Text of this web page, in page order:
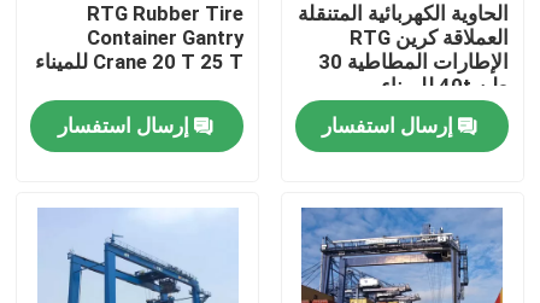
رافعة متحركة علوية
رافعة علوية مزدوجة العارضة
رافعة علوية بعارضة واحدة
رافعة قنطرية متحركة بعارضة مزدوجة
الحاوية الكهربائية المتنقلة
العملاقة كرين RTG
الإطارات المطاطية 30
طن 40t للميناء
إرسال استفسار
RTG Rubber Tire
Container Gantry
Crane 20 T 25 T للميناء
إرسال استفسار